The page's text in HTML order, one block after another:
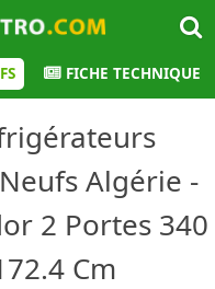
FICHE TECHNIQUE
Algérie -
2 Portes 340
Cm